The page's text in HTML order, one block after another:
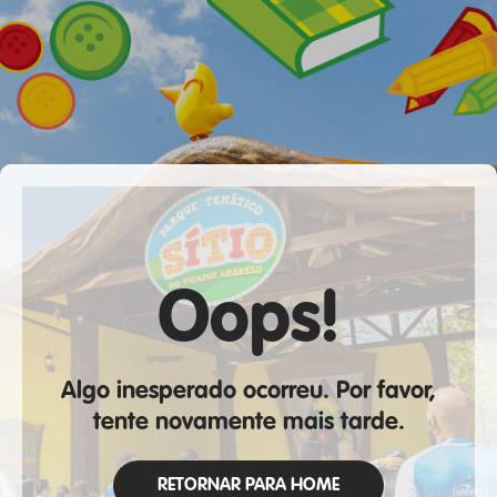
Oops!
Algo inesperado ocorreu. Por favor,
tente novamente mais tarde.
RETORNAR PARA HOME